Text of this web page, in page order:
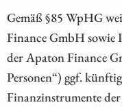
Gemäß §85 WpHG
Finance GmbH
der Apaton Finance
Personen“) ggf.
Finanzinstrumente